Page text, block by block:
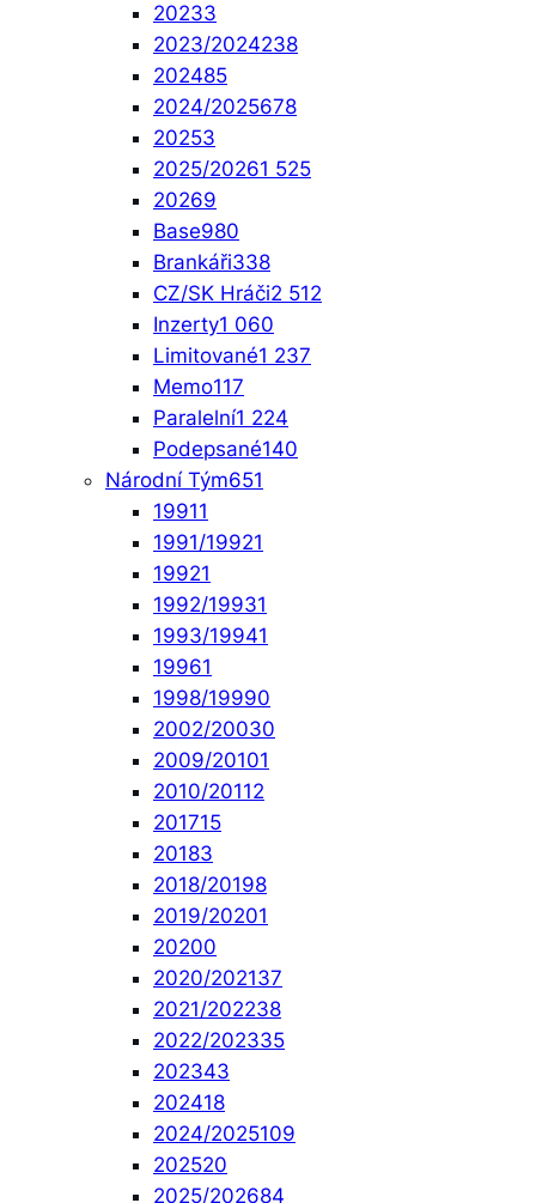
20233
2023/2024238
202485
2024/2025678
20253
2025/20261 525
20269
Base980
Brankáři338
CZ/SK Hráči2 512
Inzerty1 060
Limitované1 237
Memo117
Paralelní1 224
Podepsané140
Národní Tým651
19911
1991/19921
19921
1992/19931
1993/19941
19961
1998/19990
2002/20030
2009/20101
2010/20112
201715
20183
2018/20198
2019/20201
20200
2020/202137
2021/202238
2022/202335
202343
202418
2024/2025109
202520
2025/202684